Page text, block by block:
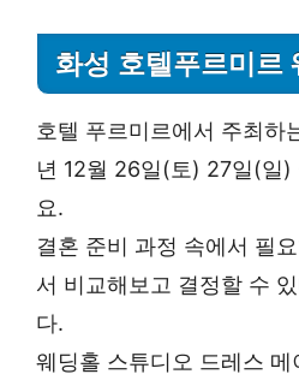
화성 호텔푸르미르
호텔 푸르미르에서 주최하
년 12월 26일(토) 27일(일)
요.
결혼 준비 과정 속에서 필
서 비교해보고 결정할 수
다.
웨딩홀 스튜디오 드레스